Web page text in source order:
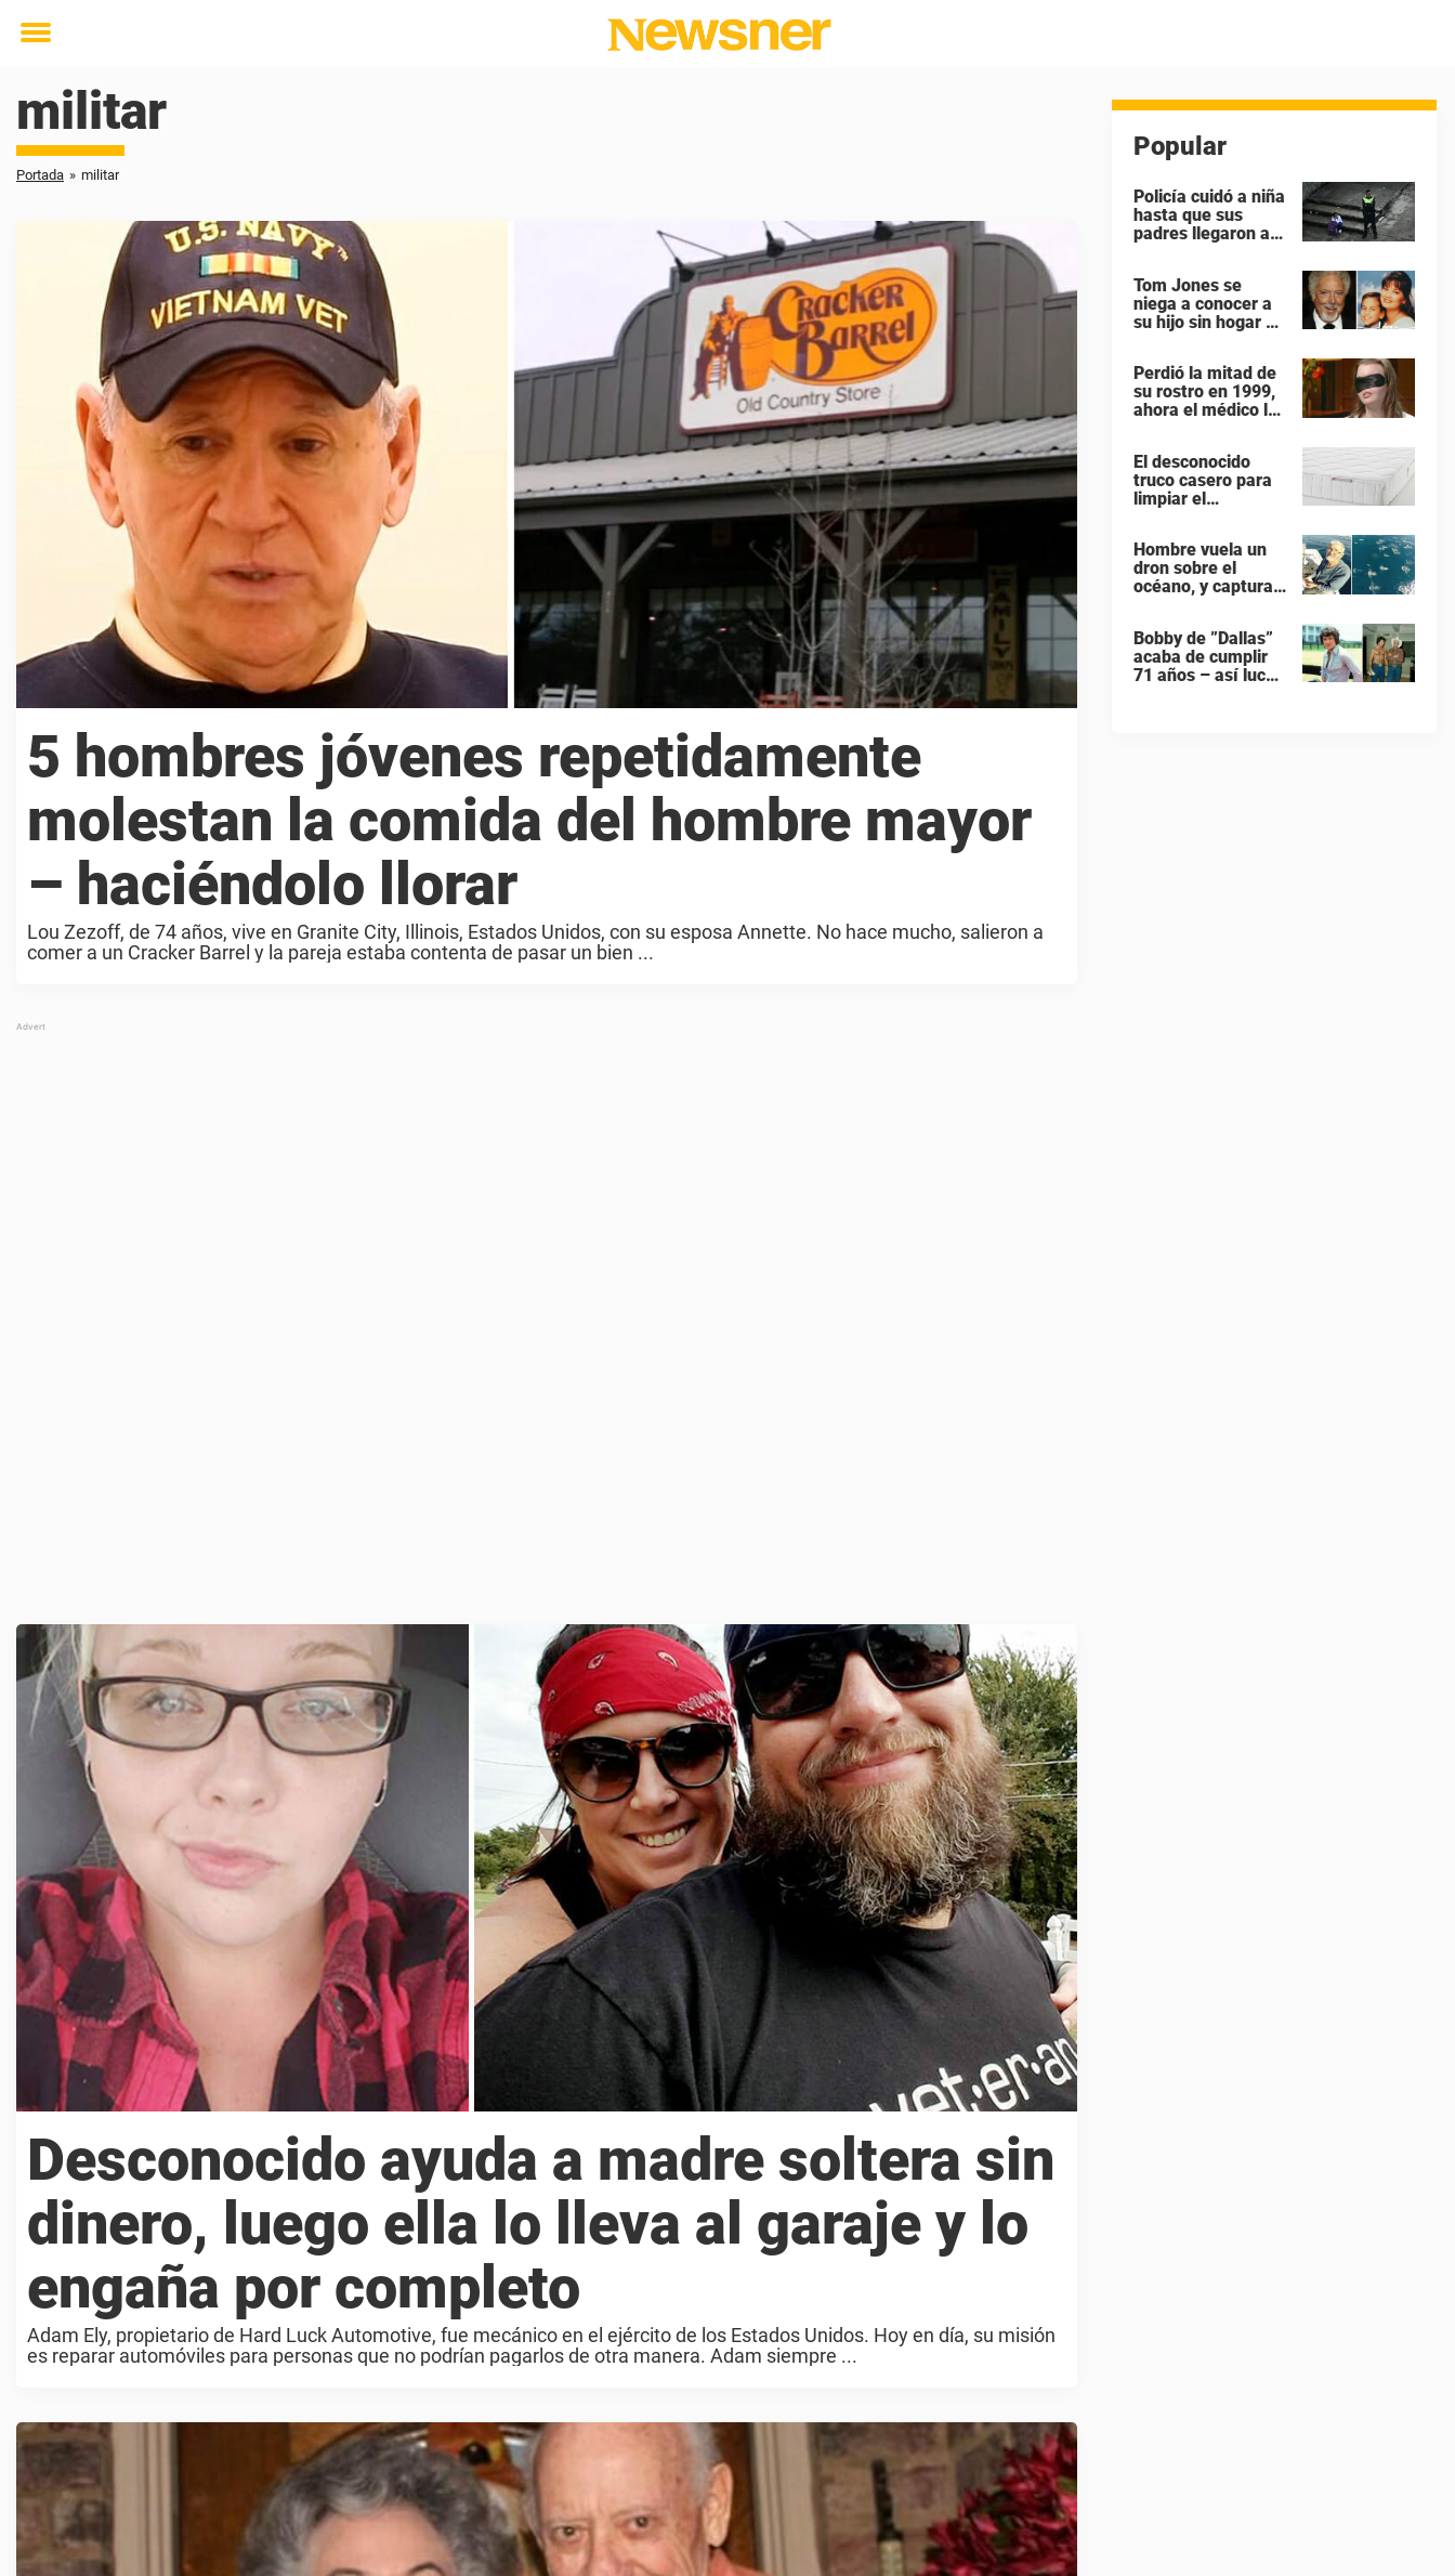
Toggle
militar
Portada » militar
5 hombres jóvenes repetidamente
molestan la comida del hombre mayor
– haciéndolo llorar
Lou Zezoff, de 74 años, vive en Granite City, Illinois, Estados Unidos, con su esposa Annette. No hace mucho, salieron a
comer a un Cracker Barrel y la pareja estaba contenta de pasar un bien ...
Desconocido ayuda a madre soltera sin
dinero, luego ella lo lleva al garaje y lo
engaña por completo
Adam Ely, propietario de Hard Luck Automotive, fue mecánico en el ejército de los Estados Unidos. Hoy en día, su misión
es reparar automóviles para personas que no podrían pagarlos de otra manera. Adam siempre ...
Popular
Policía cuidó a niña
hasta que sus
padres llegaron a
héroes no tienen
capa
Tom Jones se
niega a conocer a
su hijo sin hogar –
“antes que sea
demasiado tarde”
Perdió la mitad de
su rostro en 1999,
ahora el médico le
quitarse la venda
El desconocido
truco casero para
limpiar el
todos tiene en la
cocina
Hombre vuela un
dron sobre el
océano, y captura
migración
Bobby de ”Dallas”
acaba de cumplir
71 años – así luce